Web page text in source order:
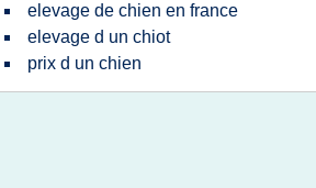
elevage de chien en france
elevage d un chiot
prix d un chien